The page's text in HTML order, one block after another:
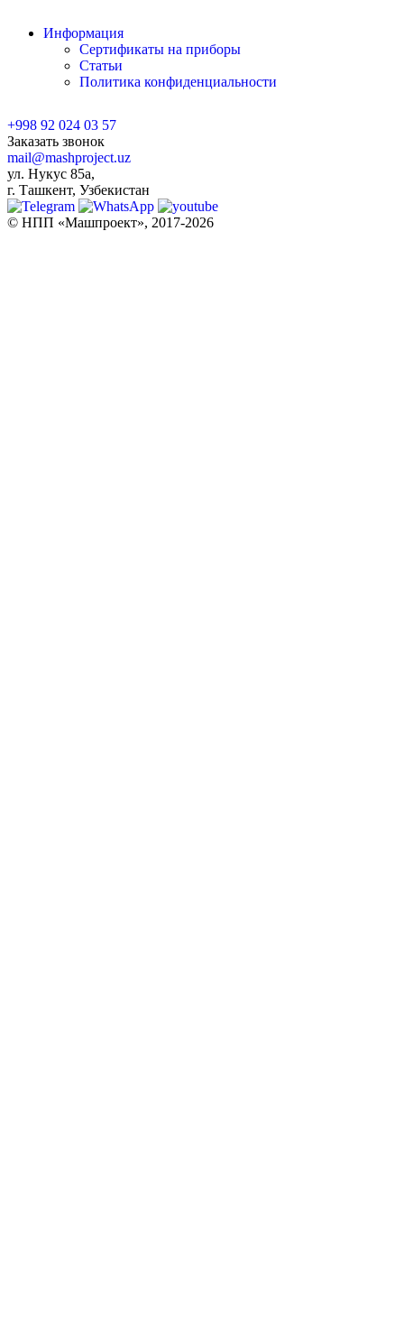
Информация
Сертификаты на приборы
Статьи
Политика конфиденциальности
+998 92 024 03 57
Заказать звонок
mail@mashproject.uz
ул. Нукус 85а,
г. Ташкент, Узбекистан
© НПП «Машпроект», 2017-2026